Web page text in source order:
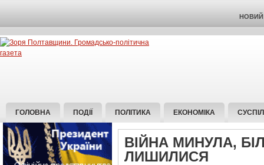
НОВИЙ
ГОЛОВНА ПОДІЇ ПОЛІТИКА ЕКОНОМІКА
ВІЙНА МИНУЛА,
ЛИШИЛИСЯ